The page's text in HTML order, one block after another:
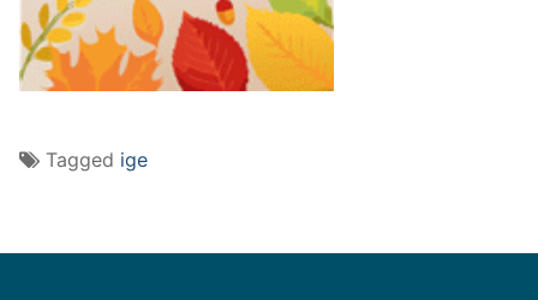
Tagged ige